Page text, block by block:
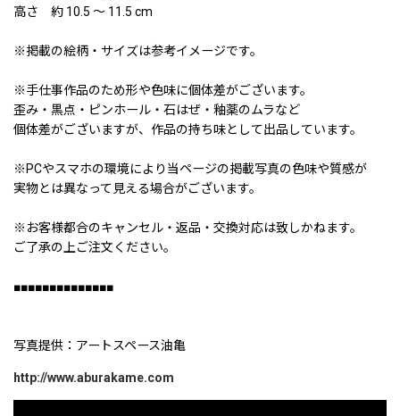
高さ 約 10.5 〜 11.5 cm
※掲載の絵柄・サイズは参考イメージです。
※手仕事作品のため形や色味に個体差がございます。
歪み・黒点・ピンホール・石はぜ・釉薬のムラなど
個体差がございますが、作品の持ち味として出品しています。
※PCやスマホの環境により当ページの掲載写真の色味や質感が
実物とは異なって見える場合がございます。
※お客様都合のキャンセル・返品・交換対応は致しかねます。
ご了承の上ご注文ください。
■■■■■■■■■■■■■■
写真提供：アートスペース油亀
http://www.aburakame.com